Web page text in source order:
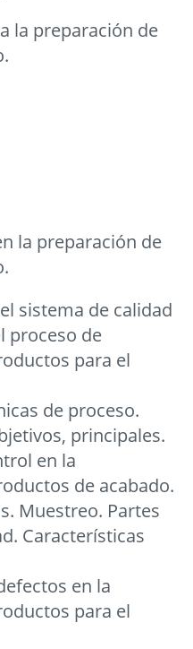
la preparación de
la preparación de
sistema de calidad
proceso de
para el
de proceso.
principales.
en la
de acabado.
Muestreo. Partes
Características
en la
para el